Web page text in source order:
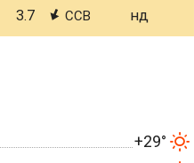
3.7 ССВ нд
+29°